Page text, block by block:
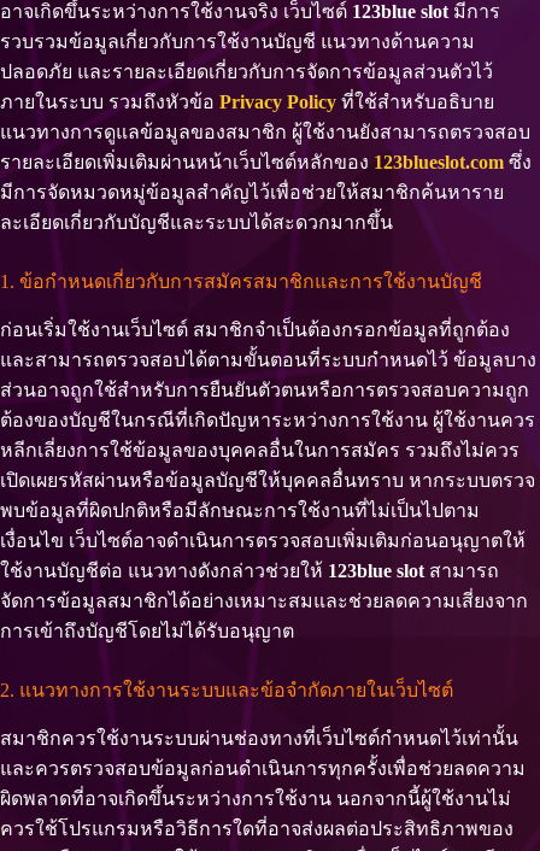
อาจเกิดขึ้นระหว่างการใช้งานจริง เว็บไซต์ 123blue slot มีการ
รวบรวมข้อมูลเกี่ยวกับการใช้งานบัญชี แนวทางด้านความ
ปลอดภัย และรายละเอียดเกี่ยวกับการจัดการข้อมูลส่วนตัวไว้
ภายในระบบ รวมถึงหัวข้อ Privacy Policy ที่ใช้สำหรับอธิบาย
แนวทางการดูแลข้อมูลของสมาชิก ผู้ใช้งานยังสามารถตรวจสอบ
รายละเอียดเพิ่มเติมผ่านหน้าเว็บไซต์หลักของ 123blueslot.com ซึ่ง
มีการจัดหมวดหมู่ข้อมูลสำคัญไว้เพื่อช่วยให้สมาชิกค้นหาราย
ละเอียดเกี่ยวกับบัญชีและระบบได้สะดวกมากขึ้น
1. ข้อกำหนดเกี่ยวกับการสมัครสมาชิกและการใช้งานบัญชี
ก่อนเริ่มใช้งานเว็บไซต์ สมาชิกจำเป็นต้องกรอกข้อมูลที่ถูกต้อง
และสามารถตรวจสอบได้ตามขั้นตอนที่ระบบกำหนดไว้ ข้อมูลบาง
ส่วนอาจถูกใช้สำหรับการยืนยันตัวตนหรือการตรวจสอบความถูก
ต้องของบัญชีในกรณีที่เกิดปัญหาระหว่างการใช้งาน ผู้ใช้งานควร
หลีกเลี่ยงการใช้ข้อมูลของบุคคลอื่นในการสมัคร รวมถึงไม่ควร
เปิดเผยรหัสผ่านหรือข้อมูลบัญชีให้บุคคลอื่นทราบ หากระบบตรวจ
พบข้อมูลที่ผิดปกติหรือมีลักษณะการใช้งานที่ไม่เป็นไปตาม
เงื่อนไข เว็บไซต์อาจดำเนินการตรวจสอบเพิ่มเติมก่อนอนุญาตให้
ใช้งานบัญชีต่อ แนวทางดังกล่าวช่วยให้ 123blue slot สามารถ
จัดการข้อมูลสมาชิกได้อย่างเหมาะสมและช่วยลดความเสี่ยงจาก
การเข้าถึงบัญชีโดยไม่ได้รับอนุญาต
2. แนวทางการใช้งานระบบและข้อจำกัดภายในเว็บไซต์
สมาชิกควรใช้งานระบบผ่านช่องทางที่เว็บไซต์กำหนดไว้เท่านั้น
และควรตรวจสอบข้อมูลก่อนดำเนินการทุกครั้งเพื่อช่วยลดความ
ผิดพลาดที่อาจเกิดขึ้นระหว่างการใช้งาน นอกจากนี้ผู้ใช้งานไม่
ควรใช้โปรแกรมหรือวิธีการใดที่อาจส่งผลต่อประสิทธิภาพของ